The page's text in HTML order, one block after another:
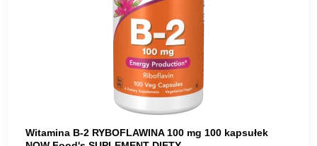
Witamina B-2 RYBOFLAWINA 100 mg 100 kapsułek